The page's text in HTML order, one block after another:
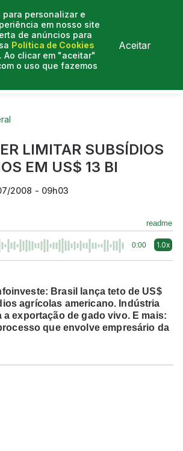
para personalizar e
em nosso site
de anúncios para
Política de Cookies
Ao clicar em "aceitar"
o uso que fazemos
Aceitar
LIMITAR SUBSÍDIOS
EM US$ 13 BI
2008 - 09h03
readme
0:00 1.0x
Brasil lança teto de US$
agrícolas americano. Indústria
exportação de gado vivo. E mais:
que envolve empresário da